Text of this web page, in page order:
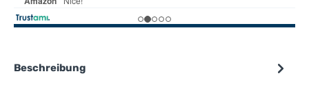
Beschreibung